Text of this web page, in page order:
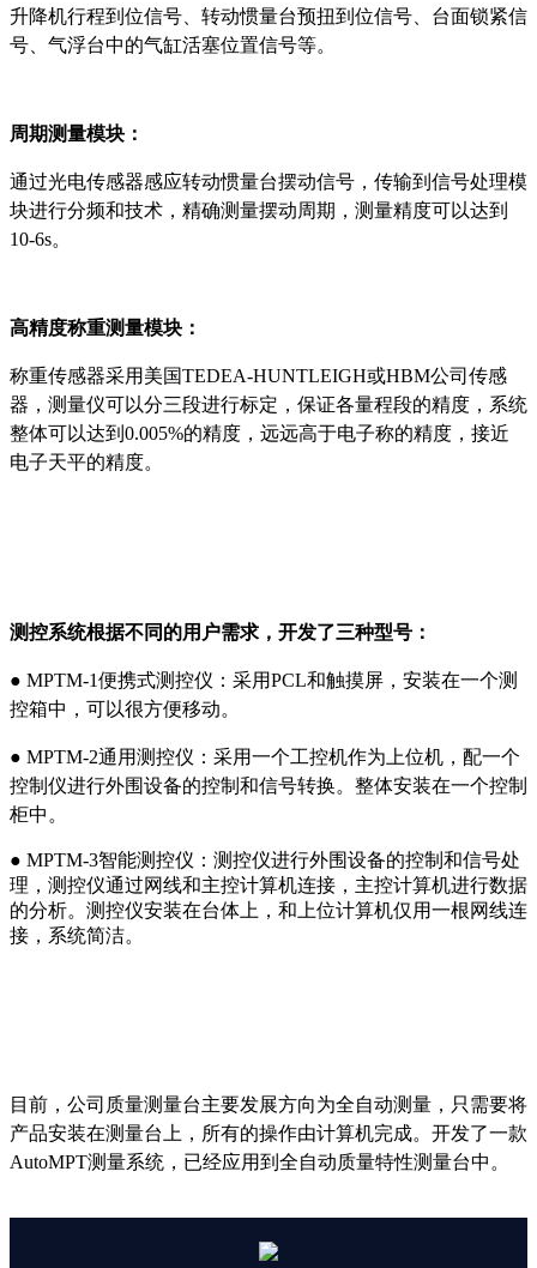
升降机行程到位信号、转动惯量台预扭到位信号、台面锁紧信
号、气浮台中的气缸活塞位置信号等。
周期测量模块：
通过光电传感器感应转动惯量台摆动信号，传输到信号处理模
块进行分频和技术，精确测量摆动周期，测量精度可以达到
10-6s。
高精度称重测量模块：
称重传感器采用美国TEDEA-HUNTLEIGH或HBM公司传感
器，测量仪可以分三段进行标定，保证各量程段的精度，系统
整体可以达到0.005%的精度，远远高于电子称的精度，接近
电子天平的精度。
测控系统根据不同的用户需求，开发了三种型号：
● MPTM-1便携式测控仪：采用PCL和触摸屏，安装在一个测
控箱中，可以很方便移动。
● MPTM-2通用测控仪：采用一个工控机作为上位机，配一个
控制仪进行外围设备的控制和信号转换。整体安装在一个控制
柜中。
● MPTM-3智能测控仪：测控仪进行外围设备的控制和信号处
理，测控仪通过网线和主控计算机连接，主控计算机进行数据
的分析。测控仪安装在台体上，和上位计算机仅用一根网线连
接，系统简洁。
目前，公司质量测量台主要发展方向为全自动测量，只需要将
产品安装在测量台上，所有的操作由计算机完成。开发了一款
AutoMPT测量系统，已经应用到全自动质量特性测量台中。